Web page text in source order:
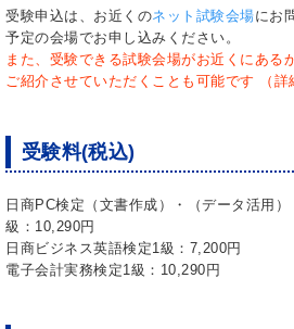
受験申込は、お近くのネット試験会場にお
予定の会場でお申し込みください。
また、受験できる試験会場がお近くにある
ご紹介させていただくことも可能です （詳
受験料(税込)
日商PC検定（文書作成）・（データ活用
級：10,290円
日商ビジネス英語検定1級：7,200円
電子会計実務検定1級：10,290円